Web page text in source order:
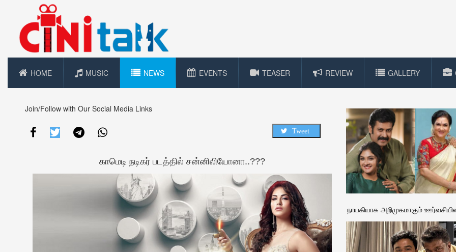
HOME MUSIC NEWS EVENTS TEASER REVIEW GALLERY
Join/Follow with Our Social Media Links
Tweet
காமெடி நடிகர் படத்தில் சன்னிலியோனா..???
நாயகியாக அறிமுகமாகும்